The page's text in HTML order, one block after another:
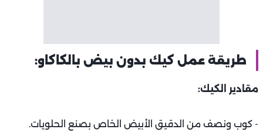
طريقة عمل كيك بدون بيض بالكاكاو:
مقادير الكيك:
- كوب ونصف من الدقيق الأبيض الخاص بصنع الحلويات.